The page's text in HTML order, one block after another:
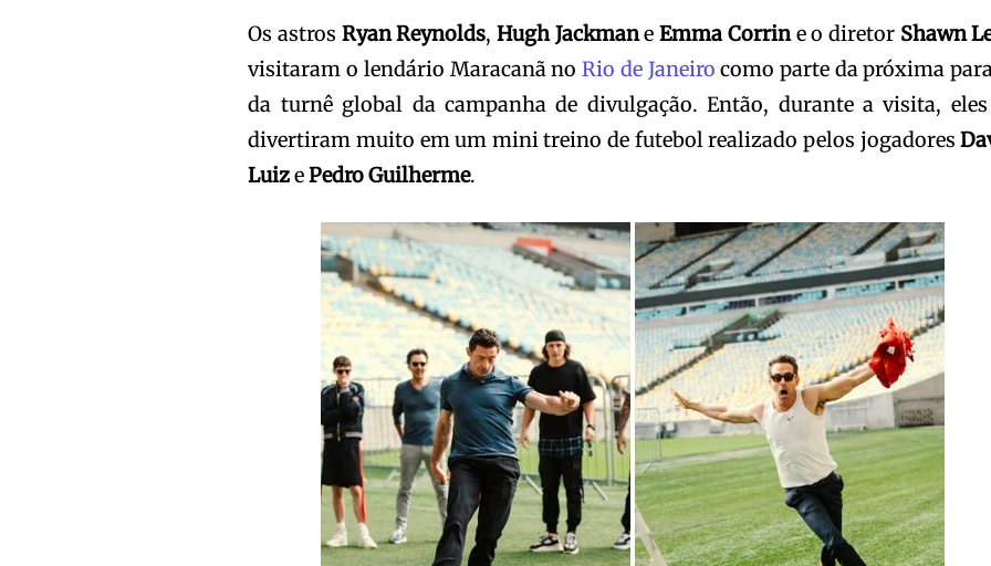
Os astros Ryan Reynolds,Hugh JackmaneEmma Corrine o diretor Shawn
visitaram o lendário Maracanã noRio de Janeiro como parte da próxima
da turnê global da campanha de divulgação. Então, durante a visita, eles
divertiram muito em um mini treino de futebol realizado pelos jogadores
LuizePedro Guilherme.